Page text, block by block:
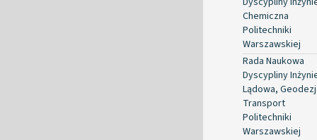
Chemiczna
Politechniki
Warszawskiej
Rada Naukowa
Dyscypliny
Lądowa,
Transport
Politechniki
Warszawskiej